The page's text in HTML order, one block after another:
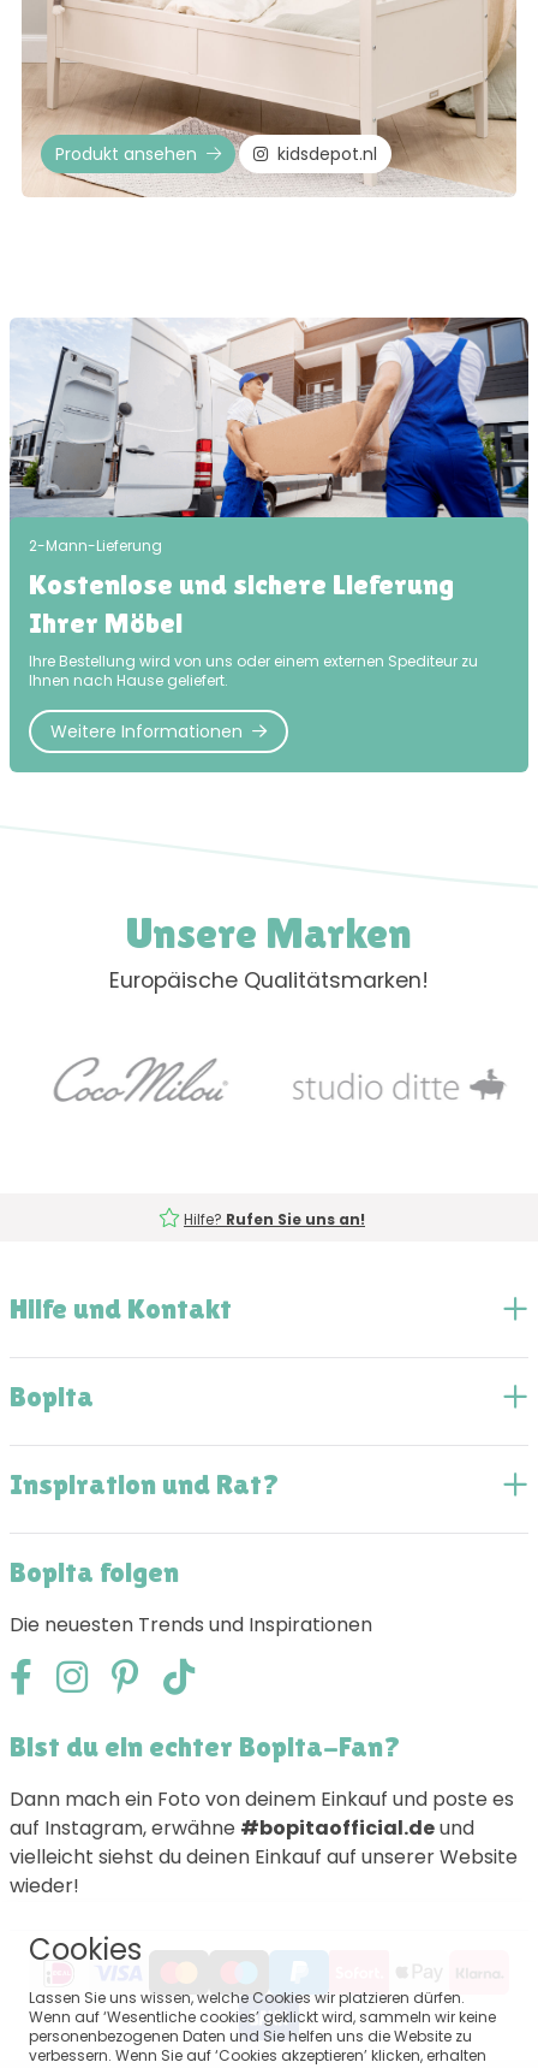
Produkt ansehen kidsdepot.nl
2-Mann-Lieferung
Kostenlose und sichere Lieferung
Ihrer Möbel
Ihre Bestellung wird von uns oder einem externen Spediteur zu
Ihnen nach Hause geliefert.
Weitere Informationen
Unsere Marken
Europäische Qualitätsmarken!
Hilfe? Rufen Sie uns an!
Hilfe und Kontakt
Bopita
Inspiration und Rat?
Bopita folgen
Die neuesten Trends und Inspirationen
Bist du ein echter Bopita-Fan?
Dann mach ein Foto von deinem Einkauf und poste es
auf Instagram, erwähne #bopitaofficial.deund
vielleicht siehst du deinen Einkauf auf unserer Website
wieder!
Cookies
Lassen Sie uns wissen, welche Cookies wir platzieren dürfen.
Wenn auf ‘Wesentliche cookies’ geklickt wird, sammeln wir keine
personenbezogenen Daten und Sie helfen uns die Website zu
verbessern. Wenn Sie auf ‘Cookies akzeptieren’ klicken, erhalten